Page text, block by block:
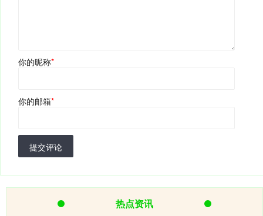
你的昵称*
你的邮箱*
提交评论
热点资讯